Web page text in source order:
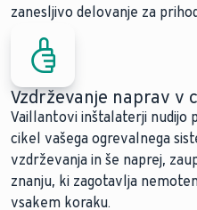
zanesljivo delovanje za
Vzdrževanje naprav v
Vaillantovi inštalaterji nudijo
cikel vašega ogrevalnega
vzdrževanja in še naprej,
znanju, ki zagotavlja
vsakem koraku.